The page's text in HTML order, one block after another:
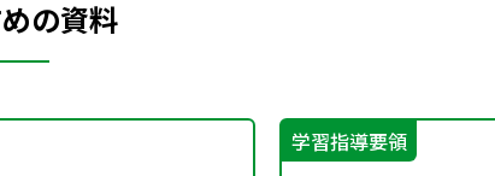
の資料
学習指導要領